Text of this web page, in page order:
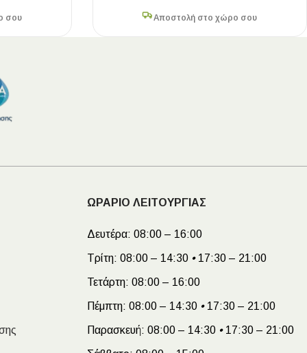
σου Αποστολή στο χώρο σου
ΩΡΑΡΙΟ ΛΕΙΤΟΥΡΓΙΑΣ
Δευτέρα: 08:00 – 16:00
Τρίτη: 08:00 – 14:30 •17:30 – 21:00
Τετάρτη: 08:00 – 16:00
Πέμπτη: 08:00 – 14:30 •17:30 – 21:00
Παρασκευή: 08:00 – 14:30 •17:30 – 21:00